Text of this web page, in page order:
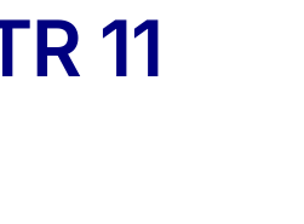
11